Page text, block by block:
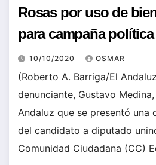
Rosas por uso de
para campaña política
10/10/2020 OSMAR
(Roberto A. Barriga/El
denunciante, Gustavo
Andaluz que se presentó una
del candidato a diputado
Comunidad Ciudadana (CC)